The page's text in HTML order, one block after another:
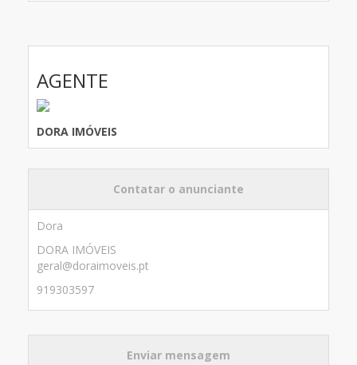
AGENTE
DORA IMÓVEIS
Contatar o anunciante
Dora
DORA IMÓVEIS
geral@doraimoveis.pt
919303597
Enviar mensagem